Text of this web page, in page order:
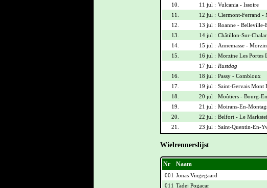
10.
11 jul : Vulcania - Issoire
11.
12 jul : Clermont-Ferrand -
12.
13 jul : Roanne - Belleville-
13.
14 jul : Châtillon-Sur-
14.
15 jul : Annemasse -
15.
16 jul : Morzine Les Portes
17 jul : Rustdag
16.
18 jul : Passy - Combloux
17.
19 jul : Saint-Gervais Mont
18.
20 jul : Moûtiers - Bourg-
19.
21 jul : Moirans-En-
20.
22 jul : Belfort - Le
21.
23 jul : Saint-Quentin-En-
Wielrennerslijst
Nr Naam
001 Jonas Vingegaard
011 Tadej Pogacar